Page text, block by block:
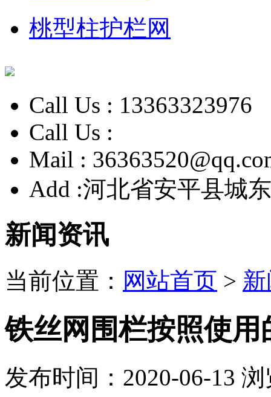
桃型柱护栏网
Call Us : 13363323976
Call Us :
Mail :
Add :河北省安平县城
新闻资讯
当前位置： 网站首页 >
铁丝网围栏按照使用
发布时间：2020-06-13 浏